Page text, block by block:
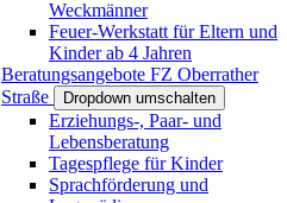
Weckmänner
Feuer-Werkstatt für Eltern und
Kinder ab 4 Jahren
Beratungsangebote FZ Oberrather
Straße
Dropdown umschalten
Erziehungs-, Paar- und
Lebensberatung
Tagespflege für Kinder
Sprachförderung und